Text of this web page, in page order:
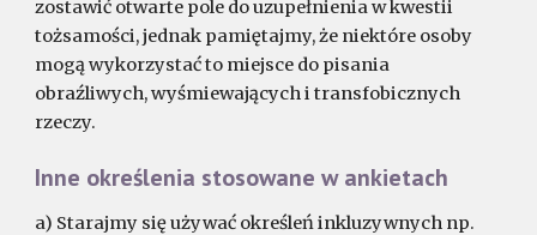
zostawić otwarte pole do uzupełnienia w kwestii
tożsamości, jednak pamiętajmy, że niektóre osoby
mogą wykorzystać to miejsce do pisania
obraźliwych, wyśmiewających i transfobicznych
rzeczy.
Inne określenia stosowane w ankietach
a) Starajmy się używać określeń inkluzywnych np.